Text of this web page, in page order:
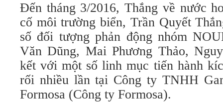
Đến tháng 3/2016, Thắng về nước
cố môi trường biển, Trần Quyết
số đối tượng phản động nhóm
Văn Dũng, Mai Phương Thảo,
kết với một số linh mục tiến hành
rối nhiều lần tại Công ty TNHH
Formosa (Công ty Formosa).